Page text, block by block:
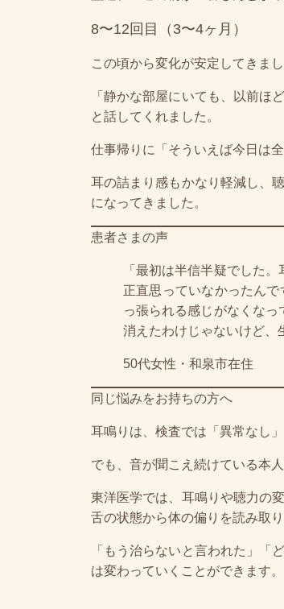
8〜12回目（3〜4ヶ月）
この頃から変化が安定してきまし
「静かな部屋にいても、以前ほ
と話してくれました。
仕事帰りに「そういえば今日は
耳の詰まり感もかなり軽減し、
になってきました。
患者さまの声
「最初は半信半疑でした
正直思っていなかったん
っ張られる感じがなくな
消えたわけじゃないけど、
50代女性・和泉市在住
同じ悩みをお持ちの方へ
耳鳴りは、検査では「異常なし
でも、音が聞こえ続けている本
東洋医学では、耳鳴りや聴力の
舌の状態から体の偏りを読み取
「もう治らないと言われた」「
は変わっていくことができます。